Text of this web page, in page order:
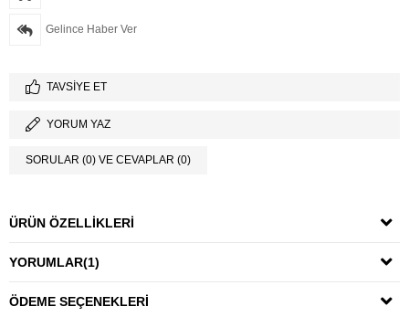
Gelince Haber Ver
TAVSIYE ET
YORUM YAZ
SORULAR (0) VE CEVAPLAR (0)
ÜRÜN ÖZELLIKLERI
YORUMLAR(1)
ÖDEME SEÇENEKLERI